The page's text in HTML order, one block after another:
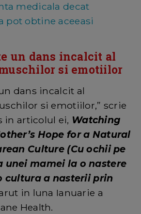
medicala decat
pot obtine aceeasi
un dans incalcit al
si emotiilor
dans incalcit al
si emotiilor,” scrie
in articolul ei, Watching
Hope for a Natural
Culture (Cu ochii pe
unei mamei la o nastere
cultura a nasterii prin
in luna Ianuarie a
Health.